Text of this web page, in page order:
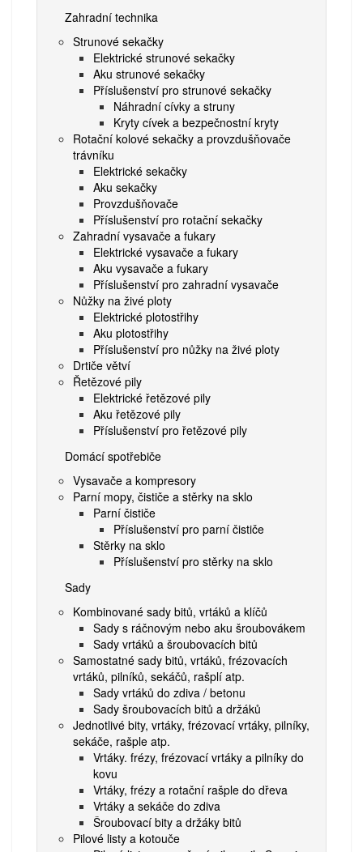
Zahradní technika
Strunové sekačky
Elektrické strunové sekačky
Aku strunové sekačky
Příslušenství pro strunové sekačky
Náhradní cívky a struny
Kryty cívek a bezpečnostní kryty
Rotační kolové sekačky a provzdušňovače
trávníku
Elektrické sekačky
Aku sekačky
Provzdušňovače
Příslušenství pro rotační sekačky
Zahradní vysavače a fukary
Elektrické vysavače a fukary
Aku vysavače a fukary
Příslušenství pro zahradní vysavače
Nůžky na živé ploty
Elektrické plotostřihy
Aku plotostřihy
Příslušenství pro nůžky na živé ploty
Drtiče větví
Řetězové pily
Elektrické řetězové pily
Aku řetězové pily
Příslušenství pro řetězové pily
Domácí spotřebiče
Vysavače a kompresory
Parní mopy, čističe a stěrky na sklo
Parní čističe
Příslušenství pro parní čističe
Stěrky na sklo
Příslušenství pro stěrky na sklo
Sady
Kombinované sady bitů, vrtáků a klíčů
Sady s ráčnovým nebo aku šroubovákem
Sady vrtáků a šroubovacích bitů
Samostatné sady bitů, vrtáků, frézovacích
vrtáků, pilníků, sekáčů, rašplí atp.
Sady vrtáků do zdiva / betonu
Sady šroubovacích bitů a držáků
Jednotlivé bity, vrtáky, frézovací vrtáky, pilníky,
sekáče, rašple atp.
Vrtáky. frézy, frézovací vrtáky a pilníky do
kovu
Vrtáky, frézy a rotační rašple do dřeva
Vrtáky a sekáče do zdiva
Šroubovací bity a držáky bitů
Pilové listy a kotouče